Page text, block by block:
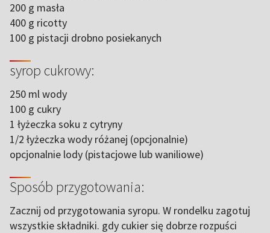
200 g masła
400 g ricotty
100 g pistacji drobno posiekanych
syrop cukrowy:
250 ml wody
100 g cukry
1 łyżeczka soku z cytryny
1/2 łyżeczka wody różanej (opcjonalnie)
opcjonalnie lody (pistacjowe lub waniliowe)
Sposób przygotowania:
Zacznij od przygotowania syropu. W rondelku zagotuj
wszystkie składniki. gdy cukier się dobrze rozpuści